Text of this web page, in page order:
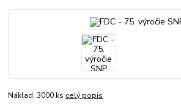
Náklad: 3000 ks celý popis